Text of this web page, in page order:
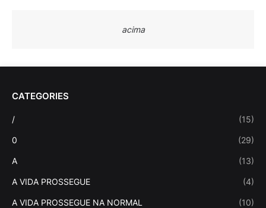
acima
CATEGORIES
/ (15)
0 (29)
A (13)
A VIDA PROSSEGUE (4)
A VIDA PROSSEGUE NA NORMAL (10)